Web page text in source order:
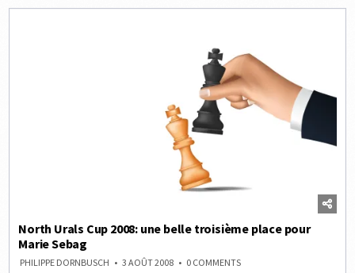
North Urals Cup 2008: une belle troisième place pour
Marie Sebag
PHILIPPE DORNBUSCH 3 AOÛT 2008 0 COMMENTSON